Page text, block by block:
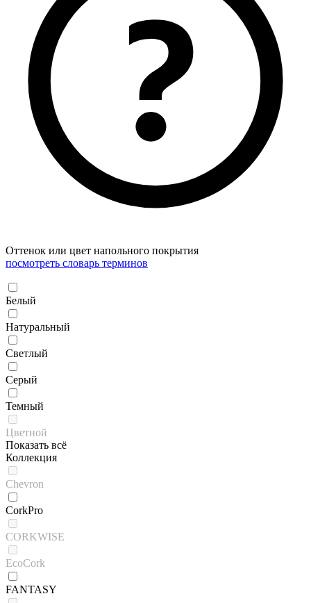
Оттенок или цвет напольного покрытия
посмотреть словарь терминов
Белый
Натуральный
Светлый
Серый
Темный
Цветной
Показать всё
Коллекция
Chevron
CorkPro
CORKWISE
EcoCork
FANTASY